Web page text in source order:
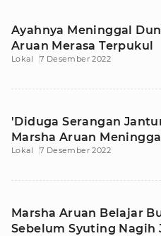
Ayahnya Meninggal
Aruan Merasa Terpukul
Lokal 7 Desember 2022
'Diduga Serangan
Marsha Aruan
Lokal 7 Desember 2022
Marsha Aruan Belajar
Sebelum Syuting Nagih